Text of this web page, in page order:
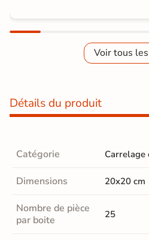
Voir tous
Détails du produit
Catégorie Carrelage
Dimensions 20x20 cm
Nombre de pièce
par boite
25